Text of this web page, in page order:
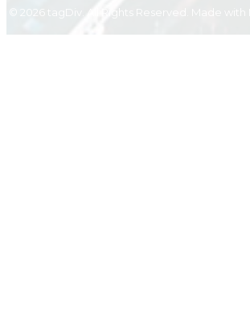
© 2026 tagDiv. All Rights Reserved. Made with